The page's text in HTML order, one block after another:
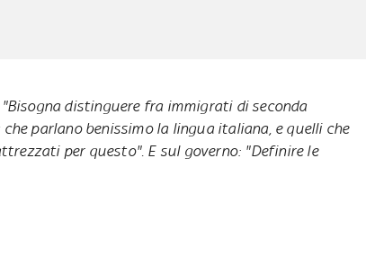
distinguere fra immigrati di seconda
parlano benissimo la lingua italiana, e quelli che
per questo". E sul governo: "Definire le